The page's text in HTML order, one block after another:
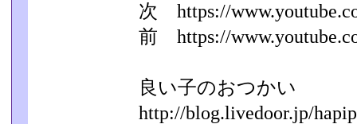
次 https://
前 https://
良い子のおつかい
http://blog.livedoor.jp/